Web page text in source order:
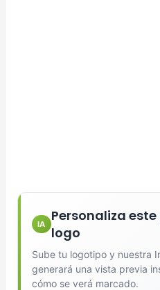
IA
Personaliza
logo
Sube tu logotipo y nuestra
generará una vista previa
cómo se verá marcado.